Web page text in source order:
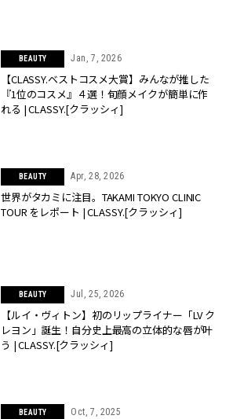
BEAUTY Jan, 7, 2026
【CLASSY.ベストコスメ大賞】みんなが推した
『1位のコスメ』４選！旬顔メイクが簡単に作
れる | CLASSY.[クラッシィ]
BEAUTY Apr, 28, 2026
世界がタカミに注目。TAKAMI TOKYO CLINIC
TOUR をレポート | CLASSY.[クラッシィ]
BEAUTY Jul, 25, 2026
【ルイ・ヴィトン】初のリップライナー「LV ク
レヨン」誕生！自分史上最高の立体的な唇が叶
う | CLASSY.[クラッシィ]
BEAUTY Oct, 7, 2025